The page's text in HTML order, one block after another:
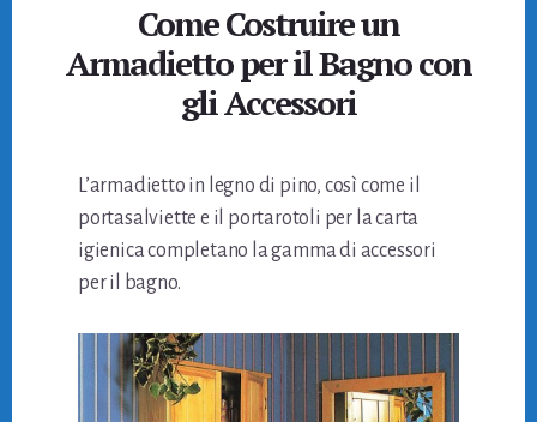
Come Costruire un
Armadietto per il Bagno con
gli Accessori
L’armadietto in legno di pino, così come il
portasalviette e il portarotoli per la carta
igienica completano la gamma di accessori
per il bagno.